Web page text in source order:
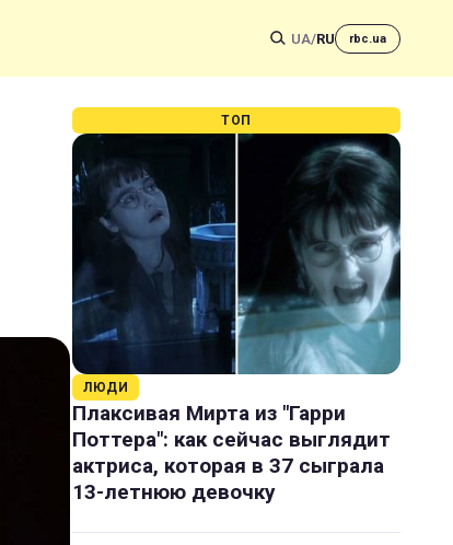
UA/RU rbc.ua
ТОП
ЛЮДИ
Плаксивая Мирта из "Гарри
Поттера": как сейчас выглядит
актриса, которая в 37 сыграла
13-летнюю девочку